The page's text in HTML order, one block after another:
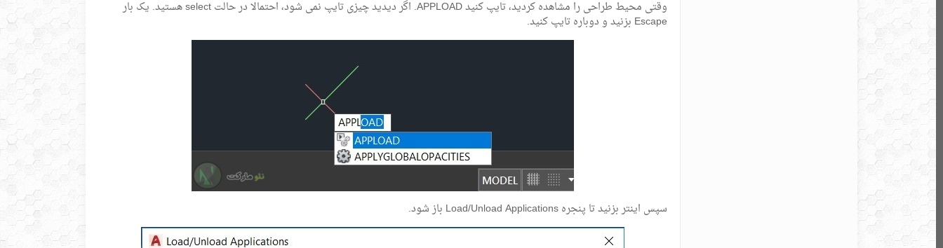
وقتی محیط طراحی را مشاهده کردید، تایپ کنید APPLOAD. اگر دیدید چیزی تایپ نمی شود، احتمالا در حالت select هستید. یک بار
Escape بزنید و دوباره تایپ کنید.
سپس اینتر بزنید تا پنجره Load/Unload Applications باز شود.